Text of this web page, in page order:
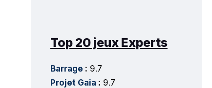
Top 20 jeux Experts
Barrage : 9.7
Projet Gaia : 9.7